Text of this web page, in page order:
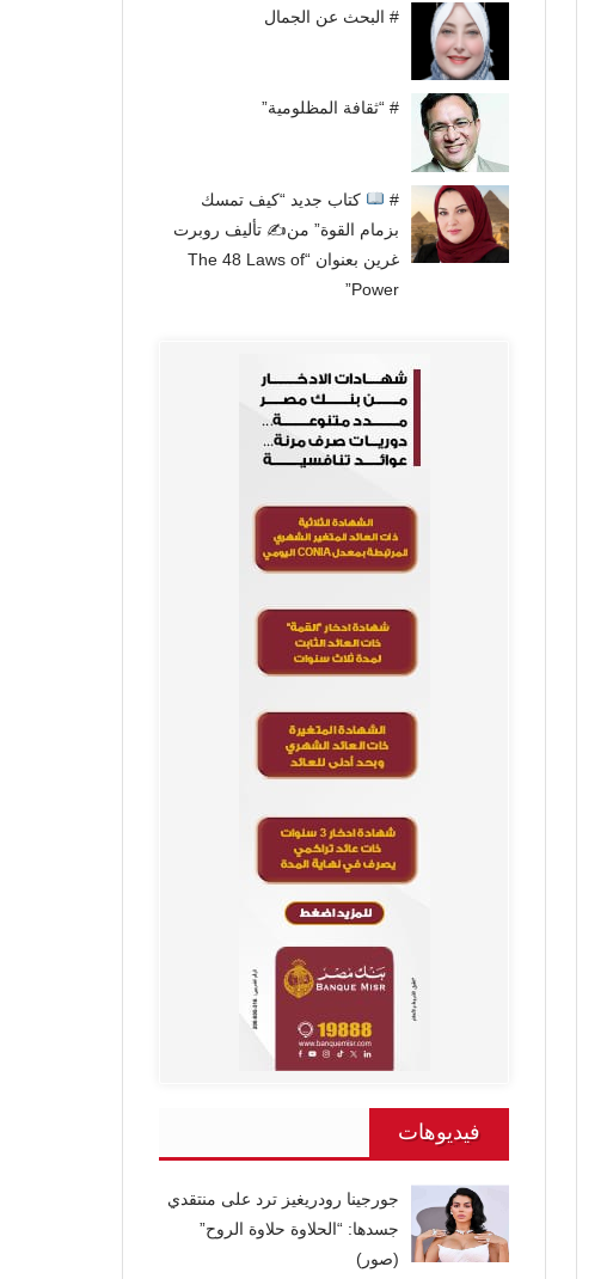
# البحث عن الجمال
# “ثقافة المظلومية”
#
كتاب جديد “كيف تمسك
بزمام القوة” من✍ تأليف روبرت
غرين بعنوان “The 48 Laws of
Power”
فيديوهات
جورجينا رودريغيز ترد على منتقدي
جسدها: “الحلاوة حلاوة الروح”
(صور)